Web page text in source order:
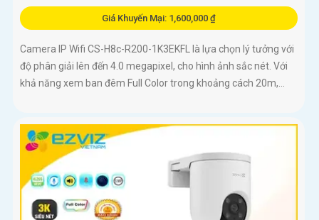
Giá Khuyến Mại: 1,600,000 ₫
Camera IP Wifi CS-H8c-R200-1K3EKFL là lựa chọn lý tưởng với
độ phân giải lên đến 4.0 megapixel, cho hình ảnh sắc nét. Với
khả năng xem ban đêm Full Color trong khoảng cách 20m,...